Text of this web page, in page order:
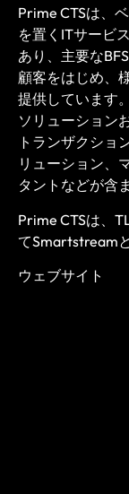
Prime CTSは、
を置くITサービ
あり、主要な
顧客をはじめ、
提供しています
ソリューション
トランザクショ
リューション、
タントなどが含
Prime CTSは、
てSmartstream
ウェブサイト